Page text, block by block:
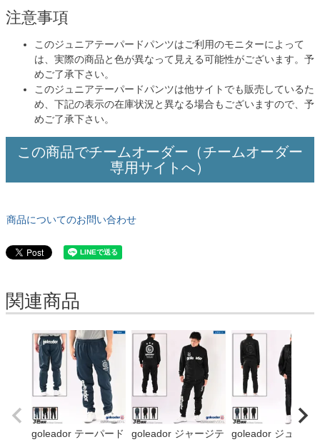
注意事項
このジュニアテーパードパンツはご利用のモニターによって
は、実際の商品と色が異なって見える可能性がございます。予
めご了承下さい。
このジュニアテーパードパンツは他サイトでも販売しているた
め、下記の表示の在庫状況と異なる場合もございますので、予
めご了承下さい。
この商品でチームオーダー（チームオーダー
専用サイトへ）
商品についてのお問い合わせ
関連商品
goleador テーパード
goleador ジャージテ
goleador ジュニア